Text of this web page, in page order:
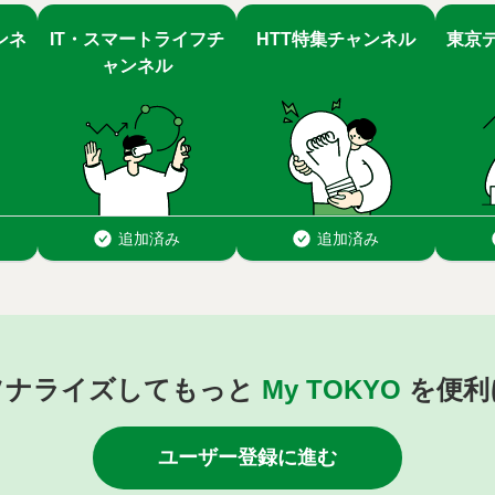
ライズしてもっと My TOKYO を便
ユーザー登録に進む